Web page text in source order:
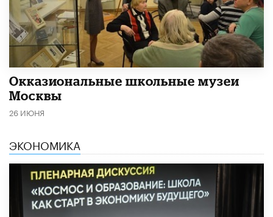
​Окказиональные школьные музеи
Москвы
26 ИЮНЯ
ЭКОНОМИКА